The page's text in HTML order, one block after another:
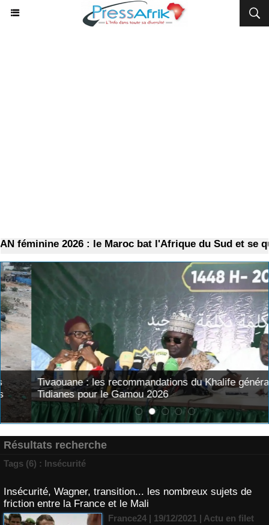
2026 : le Maroc bat l'Afrique du Sud et se
Tivaouane : les recommandations du Khalife général des
Tidianes pour le Gamou 2026
Résultats recherche
Tags (6) : Insécurité
Insécurité, Wagner, transition... les nombreux sujets de
friction entre la France et le Mali
France24 | 19/12/2021 | Actu en filet